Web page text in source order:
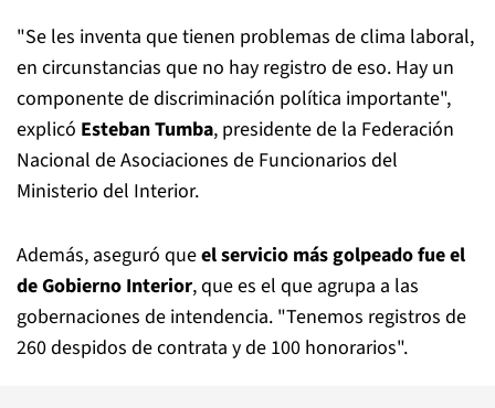
"Se les inventa que tienen problemas de clima laboral,
en circunstancias que no hay registro de eso. Hay un
componente de discriminación política importante",
explicó Esteban Tumba, presidente de la Federación
Nacional de Asociaciones de Funcionarios del
Ministerio del Interior.
Además, aseguró queel servicio más golpeado fue el
de Gobierno Interior, que es el que agrupa a las
gobernaciones de intendencia. "Tenemos registros de
260 despidos de contrata y de 100 honorarios".